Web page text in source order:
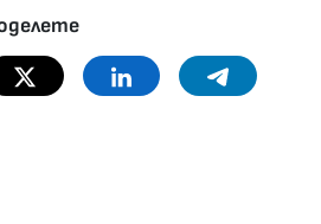
Twitter Linkedin Telegram